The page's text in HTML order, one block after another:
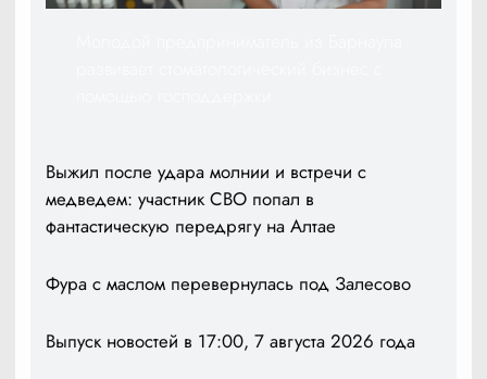
Выжил после удара молнии и встречи с
медведем: участник СВО попал в
фантастическую передрягу на Алтае
Фура с маслом перевернулась под Залесово
Выпуск новостей в 17:00, 7 августа 2026 года